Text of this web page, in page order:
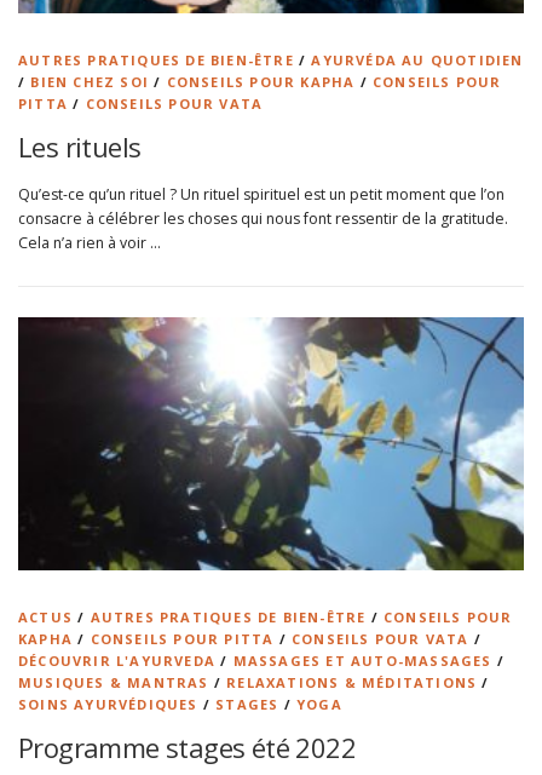
AUTRES PRATIQUES DE BIEN-ÊTRE /AYURVÉDA AU QUOTIDIEN
/ BIEN CHEZ SOI / CONSEILS POUR KAPHA / CONSEILS POUR
PITTA / CONSEILS POUR VATA
Les rituels
Qu’est-ce qu’un rituel ? Un rituel spirituel est un petit moment que l’on
consacre à célébrer les choses qui nous font ressentir de la gratitude.
Cela n’a rien à voir …
ACTUS / AUTRES PRATIQUES DE BIEN-ÊTRE / CONSEILS POUR
KAPHA / CONSEILS POUR PITTA / CONSEILS POUR VATA /
DÉCOUVRIR L'AYURVEDA / MASSAGES ET AUTO-MASSAGES /
MUSIQUES & MANTRAS / RELAXATIONS & MÉDITATIONS /
SOINS AYURVÉDIQUES / STAGES /YOGA
Programme stages été 2022